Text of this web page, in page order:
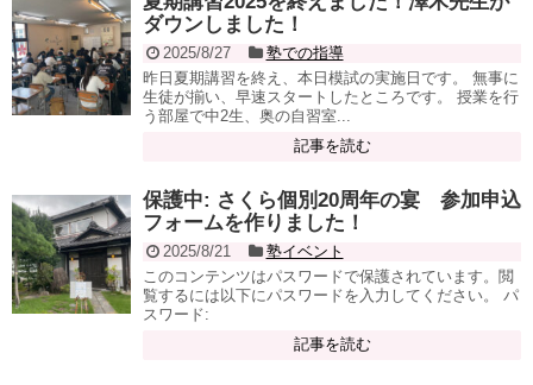
ダウンしました！
2025/8/27
塾での指導
昨日夏期講習を終え、本日模試の実施日です。 無事に
生徒が揃い、早速スタートしたところです。 授業を行
う部屋で中2生、奥の自習室...
記事を読む
保護中: さくら個別20周年の宴 参加申込
フォームを作りました！
2025/8/21
塾イベント
このコンテンツはパスワードで保護されています。閲
覧するには以下にパスワードを入力してください。 パ
スワード:
記事を読む